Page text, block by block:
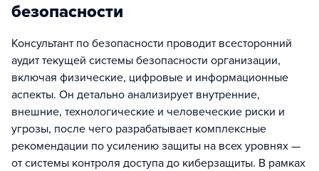
безопасности
Консультант по безопасности проводит всесторонний
аудит текущей системы безопасности организации,
включая физические, цифровые и информационные
аспекты. Он детально анализирует внутренние,
внешние, технологические и человеческие риски и
угрозы, после чего разрабатывает комплексные
рекомендации по усилению защиты на всех уровнях —
от системы контроля доступа до киберзащиты. В рамках